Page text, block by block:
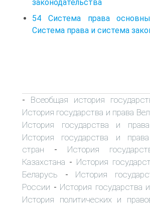
законодательства
54 Система права
Система права и система
- Всеобщая история
История государства и права
История государства и
История государства и
стран - История
Казахстана - История
Беларусь - История
России - История государства
История политических и